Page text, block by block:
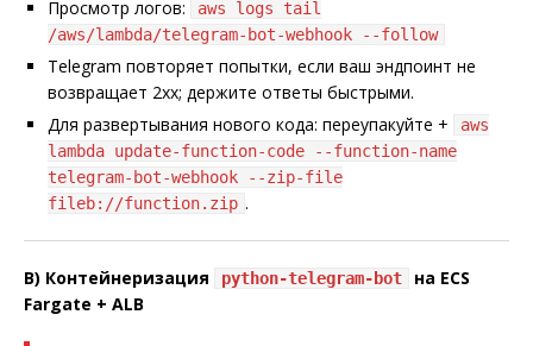
Просмотр логов:
aws logs tail
/aws/lambda/telegram-bot-webhook --follow
Telegram повторяет попытки, если ваш эндпоинт не
возвращает 2xx; держите ответы быстрыми.
Для развертывания нового кода: переупакуйте +
aws
lambda update-function-code --function-name
telegram-bot-webhook --zip-file
fileb://function.zip .
B) Контейнеризация python-telegram-bot
на ECS
Fargate + ALB